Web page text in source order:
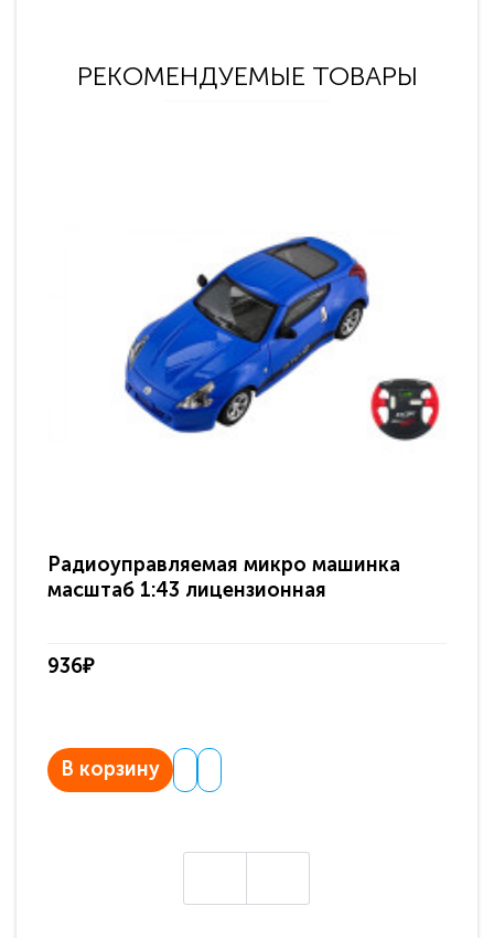
РЕКОМЕНДУЕМЫЕ ТОВАРЫ
Радиоуправляемая микро машинка
масштаб 1:43 лицензионная
936₽
В корзину